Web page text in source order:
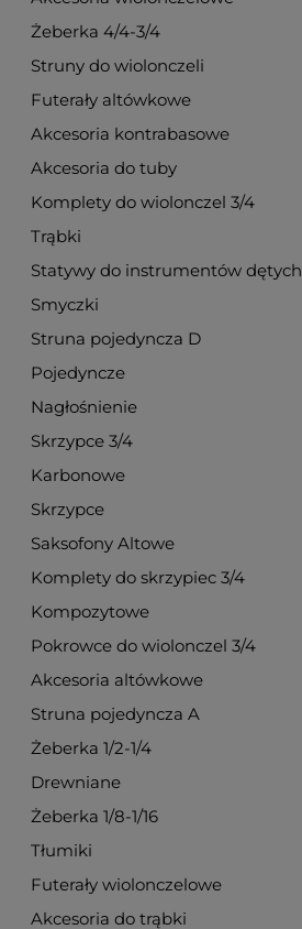
Żeberka 4/4-3/4
Struny do wiolonczeli
Futerały altówkowe
Akcesoria kontrabasowe
Akcesoria do tuby
Komplety do wiolonczel 3/4
Trąbki
Statywy do instrumentów dętych
Smyczki
Struna pojedyncza D
Pojedyncze
Nagłośnienie
Skrzypce 3/4
Karbonowe
Skrzypce
Saksofony Altowe
Komplety do skrzypiec 3/4
Kompozytowe
Pokrowce do wiolonczel 3/4
Akcesoria altówkowe
Struna pojedyncza A
Żeberka 1/2-1/4
Drewniane
Żeberka 1/8-1/16
Tłumiki
Futerały wiolonczelowe
Akcesoria do trąbki